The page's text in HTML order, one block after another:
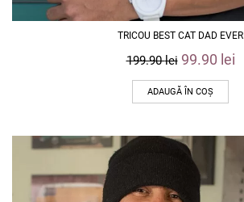
TRICOU BEST CAT DAD EVER
199.90lei 99.90 lei
ADAUGĂ ÎN COȘ